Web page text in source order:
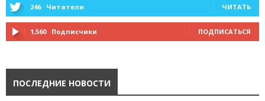
246 Читатели ЧИТАТЬ
1,560 Подписчики ПОДПИСАТЬСЯ
ПОСЛЕДНИЕ НОВОСТИ